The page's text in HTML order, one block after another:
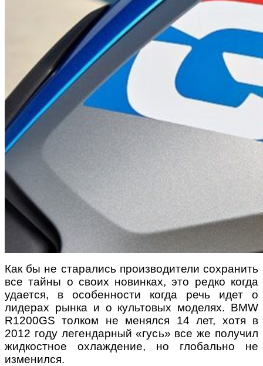
Как бы не старались производители сохранить
все тайны о своих новинках, это редко когда
удается, в особенности когда речь идет о
лидерах рынка и о культовых моделях. BMW
R1200GS толком не менялся 14 лет, хотя в
2012 году легендарный «гусь» все же получил
жидкостное охлаждение, но глобально не
изменился.